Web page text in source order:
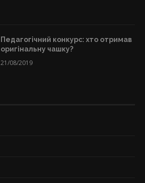
Педагогічний конкурс: хто отримав
оригінальну чашку?
21/08/2019